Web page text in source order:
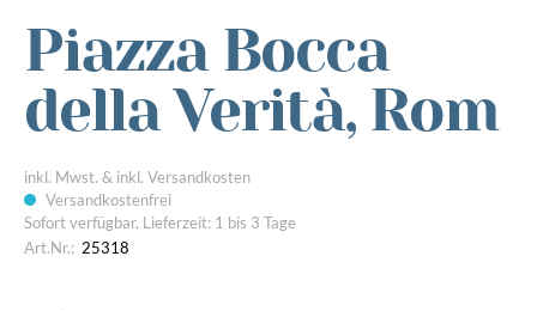
Piazza Bocca
della Verità, Rom
inkl. Mwst. & inkl. Versandkosten
Versandkostenfrei
Sofort verfügbar, Lieferzeit: 1 bis 3 Tage
Art.Nr.: 25318